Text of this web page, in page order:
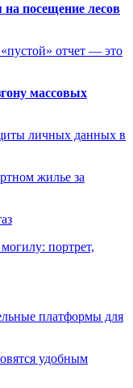
посещение лесов
отчет — это
массовых
личных данных в
жилье за
портрет,
платформы для
удобным